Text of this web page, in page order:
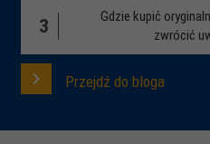
3
Gdzie kupić
zwrócić
Przejdź do bloga